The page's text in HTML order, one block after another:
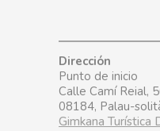
Dirección
Punto de inicio
Calle Camí Reial,
08184, Palau-
Gimkana Turística